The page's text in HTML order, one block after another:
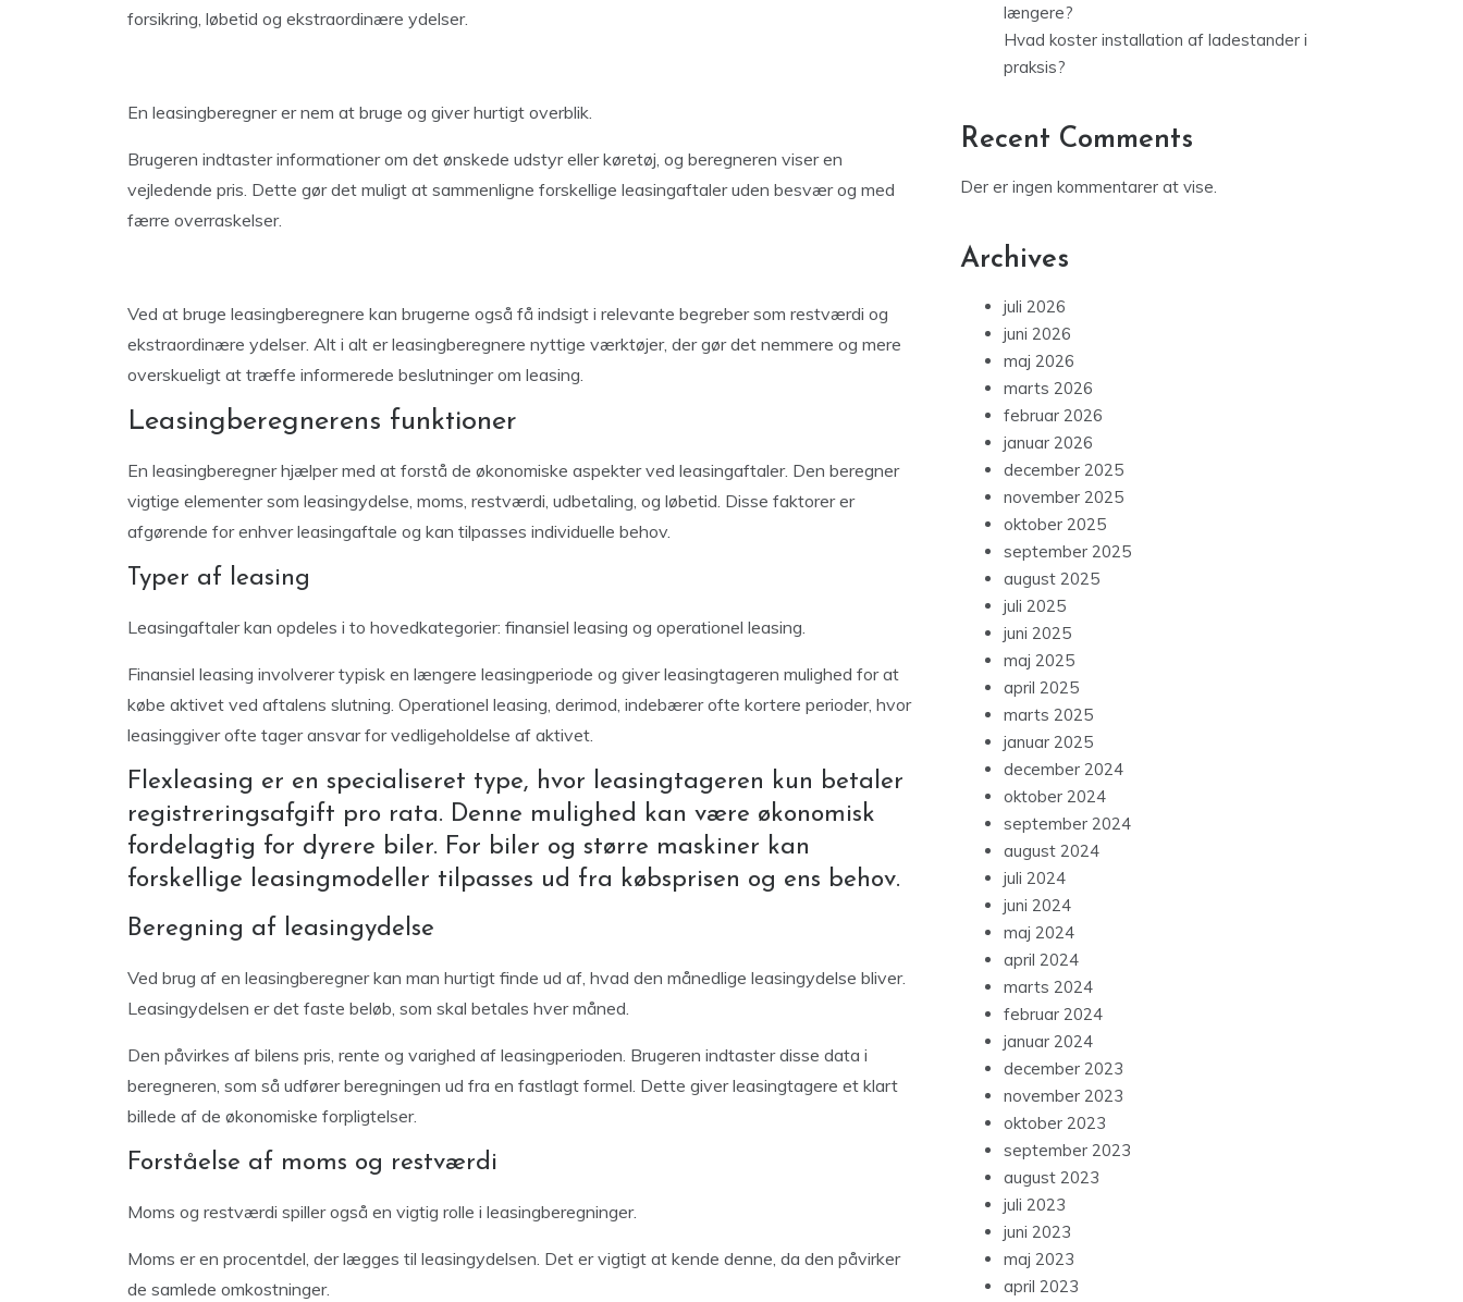
forsikring, løbetid og ekstraordinære ydelser.
En leasingberegner er nem at bruge og giver hurtigt overblik.
Brugeren indtaster informationer om det ønskede udstyr eller køretøj, og beregneren viser en
vejledende pris. Dette gør det muligt at sammenligne forskellige leasingaftaler uden besvær og med
færre overraskelser.
Ved at bruge leasingberegnere kan brugerne også få indsigt i relevante begreber som restværdi og
ekstraordinære ydelser. Alt i alt er leasingberegnere nyttige værktøjer, der gør det nemmere og mere
overskueligt at træffe informerede beslutninger om leasing.
Leasingberegnerens funktioner
En leasingberegner hjælper med at forstå de økonomiske aspekter ved leasingaftaler. Den beregner
vigtige elementer som leasingydelse, moms, restværdi, udbetaling, og løbetid. Disse faktorer er
afgørende for enhver leasingaftale og kan tilpasses individuelle behov.
Typer af leasing
Leasingaftaler kan opdeles i to hovedkategorier: finansiel leasing og operationel leasing.
Finansiel leasing involverer typisk en længere leasingperiode og giver leasingtageren mulighed for at
købe aktivet ved aftalens slutning. Operationel leasing, derimod, indebærer ofte kortere perioder, hvor
leasinggiver ofte tager ansvar for vedligeholdelse af aktivet.
Flexleasing er en specialiseret type, hvor leasingtageren kun betaler
registreringsafgift pro rata. Denne mulighed kan være økonomisk
fordelagtig for dyrere biler. For biler og større maskiner kan
forskellige leasingmodeller tilpasses ud fra købsprisen og ens behov.
Beregning af leasingydelse
Ved brug af en leasingberegner kan man hurtigt finde ud af, hvad den månedlige leasingydelse bliver.
Leasingydelsen er det faste beløb, som skal betales hver måned.
Den påvirkes af bilens pris, rente og varighed af leasingperioden. Brugeren indtaster disse data i
beregneren, som så udfører beregningen ud fra en fastlagt formel. Dette giver leasingtagere et klart
billede af de økonomiske forpligtelser.
Forståelse af moms og restværdi
Moms og restværdi spiller også en vigtig rolle i leasingberegninger.
Moms er en procentdel, der lægges til leasingydelsen. Det er vigtigt at kende denne, da den påvirker
de samlede omkostninger.
længere?
Hvad koster installation af ladestander i
praksis?
Recent Comments
Der er ingen kommentarer at vise.
Archives
juli 2026
juni 2026
maj 2026
marts 2026
februar 2026
januar 2026
december 2025
november 2025
oktober 2025
september 2025
august 2025
juli 2025
juni 2025
maj 2025
april 2025
marts 2025
januar 2025
december 2024
oktober 2024
september 2024
august 2024
juli 2024
juni 2024
maj 2024
april 2024
marts 2024
februar 2024
januar 2024
december 2023
november 2023
oktober 2023
september 2023
august 2023
juli 2023
juni 2023
maj 2023
april 2023